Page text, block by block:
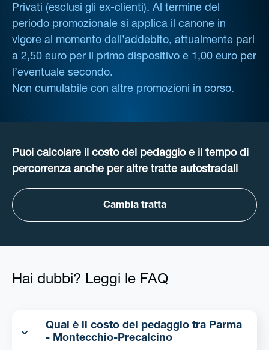
Privati (esclusi gli ex-clienti). Al termine del
periodo promozionale si applica il canone in
vigore al momento dell’addebito, attualmente pari
a 2,50 euro per il primo dispositivo e 1,00 euro per
l’eventuale secondo.
Non cumulabile con altre promozioni in corso.
Puoi calcolare il costo del pedaggio e il tempo di
percorrenza anche per altre tratte autostradali
Cambia tratta
Hai dubbi? Leggi le FAQ
Qual è il costo del pedaggio tra Parma
- Montecchio-Precalcino